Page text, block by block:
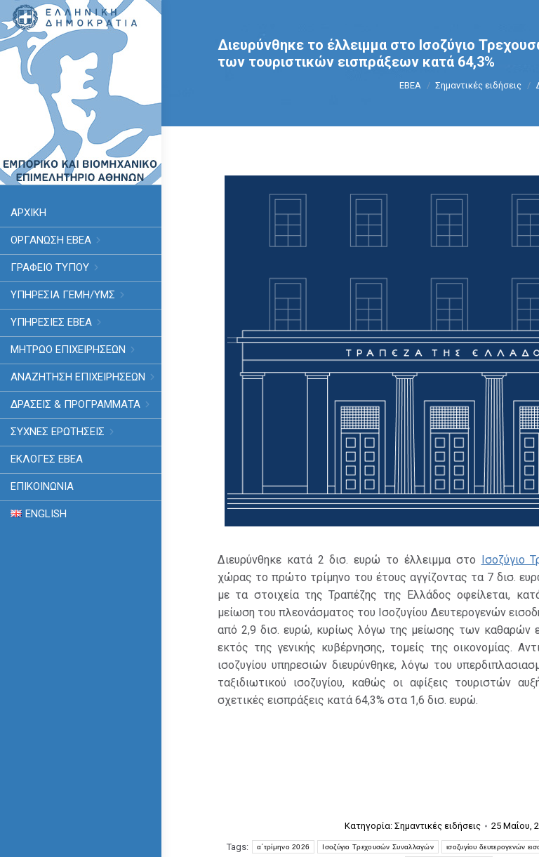
ΑΡΧΙΚΗ
ΟΡΓΑΝΩΣΗ ΕΒΕΑ
ΓΡΑΦΕΙΟ ΤΥΠΟΥ
ΥΠΗΡΕΣΊΑ ΓΕΜΗ/ΥΜΣ
ΥΠΗΡΕΣΙΕΣ ΕΒΕΑ
ΜΗΤΡΩΟ ΕΠΙΧΕΙΡΗΣΕΩΝ
ΑΝΑΖΗΤΗΣΗ ΕΠΙΧΕΙΡΗΣΕΩΝ
ΔΡΑΣΕΙΣ & ΠΡΟΓΡΑΜΜΑΤΑ
ΣΥΧΝΕΣ ΕΡΩΤΗΣΕΙΣ
ΕΚΛΟΓΈΣ ΕΒΕΑ
ΕΠΙΚΟΙΝΩΝΙΑ
ENGLISH
Διευρύνθηκε το έλλειμμα στο Ισοζύγιο
των τουριστικών εισπράξεων κατά 64,3%
You are here:
ΕΒΕΑ Σημαντικές ειδήσεις
Διευρύνθηκε κατά 2 δισ. ευρώ το έλλειμμα στο Ισοζύγιο
χώρας το πρώτο τρίμηνο του έτους αγγίζοντας τα 7 δισ.
με τα στοιχεία της Τραπέζης της Ελλάδος οφείλεται,
μείωση του πλεονάσματος του Ισοζυγίου Δευτερογενών
από 2,9 δισ. ευρώ, κυρίως λόγω της μείωσης των καθαρών
εκτός της γενικής κυβέρνησης, τομείς της οικονομίας.
ισοζυγίου υπηρεσιών διευρύνθηκε, λόγω του
ταξιδιωτικού ισοζυγίου, καθώς οι αφίξεις τουριστών
σχετικές εισπράξεις κατά 64,3% στα 1,6 δισ. ευρώ.
Κατηγορία: Σημαντικές ειδήσεις
25 Μαΐου,
Tags:
α΄τρίμηνο 2026 Ισοζύγιο Τρεχουσών Συναλλαγών ισοζυγίου δευτερογενών